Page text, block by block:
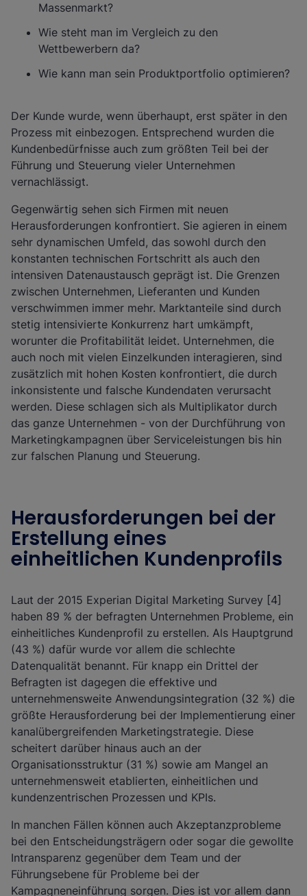
Massenmarkt?
Wie steht man im Vergleich zu den
Wettbewerbern da?
Wie kann man sein Produktportfolio optimieren?
Der Kunde wurde, wenn überhaupt, erst später in den
Prozess mit einbezogen. Entsprechend wurden die
Kundenbedürfnisse auch zum größten Teil bei der
Führung und Steuerung vieler Unternehmen
vernachlässigt.
Gegenwärtig sehen sich Firmen mit neuen
Herausforderungen konfrontiert. Sie agieren in einem
sehr dynamischen Umfeld, das sowohl durch den
konstanten technischen Fortschritt als auch den
intensiven Datenaustausch geprägt ist. Die Grenzen
zwischen Unternehmen, Lieferanten und Kunden
verschwimmen immer mehr. Marktanteile sind durch
stetig intensivierte Konkurrenz hart umkämpft,
worunter die Profitabilität leidet. Unternehmen, die
auch noch mit vielen Einzelkunden interagieren, sind
zusätzlich mit hohen Kosten konfrontiert, die durch
inkonsistente und falsche Kundendaten verursacht
werden. Diese schlagen sich als Multiplikator durch
das ganze Unternehmen - von der Durchführung von
Marketingkampagnen über Serviceleistungen bis hin
zur falschen Planung und Steuerung.
Herausforderungen bei der
Erstellung eines
einheitlichen Kundenprofils
Laut der 2015 Experian Digital Marketing Survey [4]
haben 89 % der befragten Unternehmen Probleme, ein
einheitliches Kundenprofil zu erstellen. Als Hauptgrund
(43 %) dafür wurde vor allem die schlechte
Datenqualität benannt. Für knapp ein Drittel der
Befragten ist dagegen die effektive und
unternehmensweite Anwendungsintegration (32 %) die
größte Herausforderung bei der Implementierung einer
kanalübergreifenden Marketingstrategie. Diese
scheitert darüber hinaus auch an der
Organisationsstruktur (31 %) sowie am Mangel an
unternehmensweit etablierten, einheitlichen und
kundenzentrischen Prozessen und KPIs.
In manchen Fällen können auch Akzeptanzprobleme
bei den Entscheidungsträgern oder sogar die gewollte
Intransparenz gegenüber dem Team und der
Führungsebene für Probleme bei der
Kampagneneinführung sorgen. Dies ist vor allem dann